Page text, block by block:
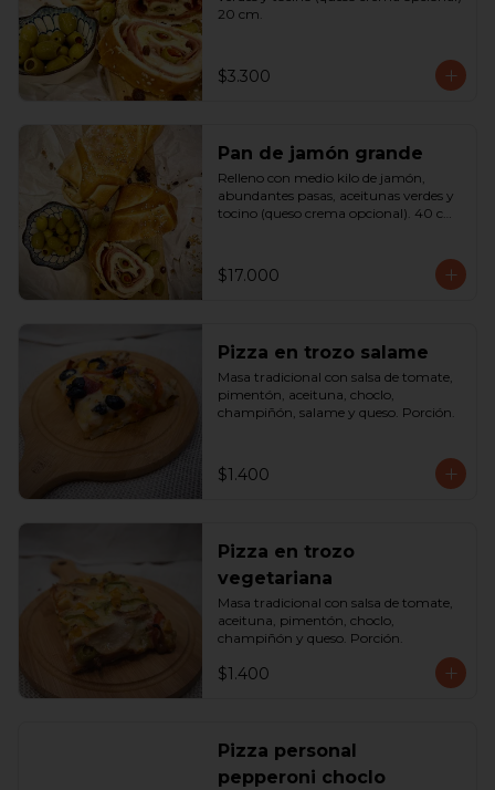
20 cm.
$3.300
Pan de jamón grande
Relleno con medio kilo de jamón,
abundantes pasas, aceitunas verdes y
tocino (queso crema opcional). 40 cm
$17.000
Pizza en trozo salame
Masa tradicional con salsa de tomate,
pimentón, aceituna, choclo,
champiñón, salame y queso. Porción.
$1.400
Pizza en trozo
vegetariana
Masa tradicional con salsa de tomate,
aceituna, pimentón, choclo,
champiñón y queso. Porción.
$1.400
Pizza personal
pepperoni choclo